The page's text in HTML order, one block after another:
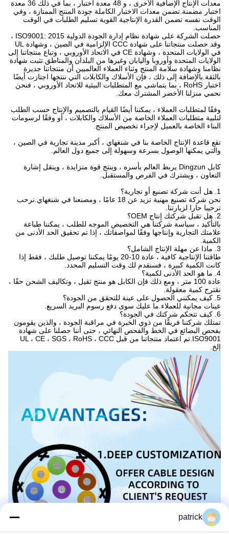
معدات الإنتاج الإضافية الأخرى ، و 48 معدة اختبار ، بما في ذلك 36 معدة
اختبار مضمنة.تضمن معدات الاختبار الكاملة جودة المنتج الممتازة ، وفي
الوقت نفسه تضمن القدرة الإنتاجية القوية تسليم الطلبات في الوقت
المناسب.
حصلت الشركة على شهادة نظام إدارة الجودة الدولية ISO9001: 2015 ،
وقد حصلت منتجاتنا على شهادة CCC الإلزامية في الصين ، وشهادة UL
في الولايات المتحدة ، وشهادة CE في الاتحاد الأوروبي ، وتباع منتجاتنا إلى
الولايات المتحدة وأوروبا واليابان وغيرها من البلدان والمناطق.تثبت شهادة
نظامنا وشهادة سلامة المنتج وثناء العملاء العالميين أن منتجاتنا جديرة
بالثقة.بالإضافة إلى ذلك ، فإن الأسلاك والكابلات التي ننتجها اجتازت أيضًا
اختبار RoHS ، بما يتماشى مع المتطلبات البيئية للاتحاد الأوروبي ، فنحن
نحمي منزلنا الأخضر المشترك معك.
وفقًا لمتطلبات العملاء ، يمكننا أيضًا القيام بالتصميم والإنتاج حسب الطلب
لتلبية متطلبات العملاء الخاصة من الأسلاك والكابلات ، أو وفقًا لرسومات
البناء الخاصة بالعميل لإجراء تخصيص المنتج.
تقع قاعدة الإنتاج الخاصة بنا في شنغهاي ، أكبر مدينة تجارية في الصين ،
والتي يمكنها الوصول بسرعة وسهولة إلى جميع دول العالم.
كابل Dingzun يربط العالم بأسره ، وينتج قوة متزايدة ، وينقل إشارة
التعاون ، ويشترك في الفرص والمستقبل.
1. هل أنت شركة تصنيع أو تجارية؟
نحن شركة تصنيع مهنية تزيد عن 18 عامًا ، ومصنعنا في شنغهاي.نرحب
ترحيبا حارا لزيارتنا.
2. هل تقبل شركتك إنتاج OEM؟
بالتأكيد ، سياسة شركتنا هي التخصيص الموجه للطلب ، يمكننا طباعة
علامتك التجارية وإنتاجها وفقًا لمواصفاتك ، إذا تم تحقيق الحد الأدنى من
الكمية.
3. ماذا عن مهلة الإنتاج الشامل؟
طاقتنا الإنتاجية كافية ، عادة 10-20 يومًا يمكننا توصيل طلبك ، فقط إذا
كانت الكمية كبيرة ، فسنقدم لك وقت التسليم المحدد.
4. ما هو الحد الأدنى لكمية؟
عادة 100 متر ، ومع ذلك فإن الكابل هو منتج ثقيل ، وتكاليف الشحن حقًا ،
نقترح كمية معقولة.
5. كيف يمكنني الحصول على عينة للتحقق من الجودة؟
عينات مجانية للعملاء.ما عليك سوى دفع رسوم البريد السريع.
6. كيف تتحكم شركتك في الجودة؟
تمتلك شركتنا فريقًا من ذوي الخبرة في مراقبة الجودة ، والذين يقومون
بفحص البضائع في الخط والفحص النهائي ، حتى أننا حصلنا على شهادة
ISO9001.تم اعتماد منتجاتنا من قبل UL ، CE ، SGS ، RoHS ، CCC
إلخ.
patrick